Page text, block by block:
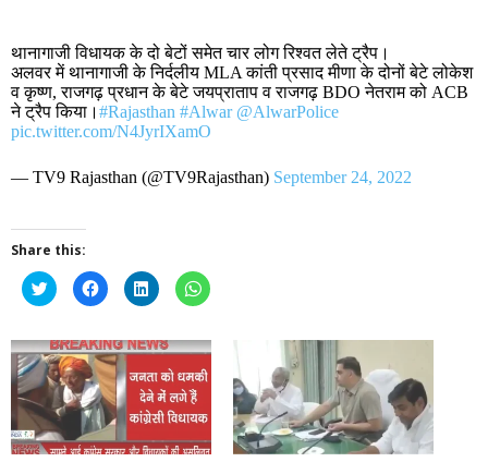
थानागाजी विधायक के दो बेटों समेत चार लोग रिश्वत लेते ट्रैप।
अलवर में थानागाजी के निर्दलीय MLA कांती प्रसाद मीणा के दोनों बेटे लोकेश
व कृष्ण, राजगढ़ प्रधान के बेटे जयप्राताप व राजगढ़ BDO नेतराम को ACB
ने ट्रैप किया। #Rajasthan #Alwar @AlwarPolice
pic.twitter.com/N4JyrIXamO
— TV9 Rajasthan (@TV9Rajasthan) September 24, 2022
Share this:
Click
to
share
Twitter
(Opens
in
new
window)
Click
to
share
Facebook
(Opens
in
new
window)
Click
to
share
LinkedIn
(Opens
new
window)
Click
to
WhatsApp
(Opens
new
window)